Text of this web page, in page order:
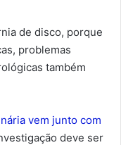
de disco, porque
problemas
também
vem junto com
deve ser